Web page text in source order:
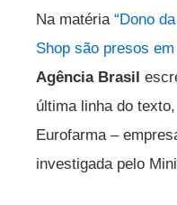
Na matéria “Dono
Shop são presos
Agência Brasil
última linha do
Eurofarma –
investigada pelo